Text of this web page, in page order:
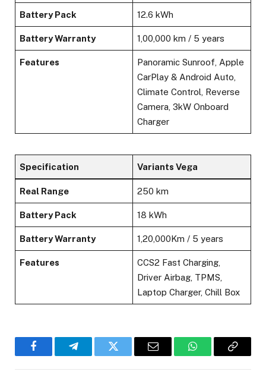
Battery Pack 12.6 kWh
Battery Warranty 1,00,000 km / 5 years
Features
Panoramic Sunroof, Apple
CarPlay & Android Auto,
Climate Control, Reverse
Camera, 3kW Onboard
Charger
Specification Variants Vega
Real Range 250 km
Battery Pack 18 kWh
Battery Warranty 1,20,000Km / 5 years
Features
CCS2 Fast Charging,
Driver Airbag, TPMS,
Laptop Charger, Chill Box
FacebookTelegramTwitter Email WhatsAppCopy